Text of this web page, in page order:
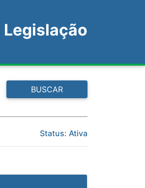
Legislação
BUSCAR
Status: Ativa